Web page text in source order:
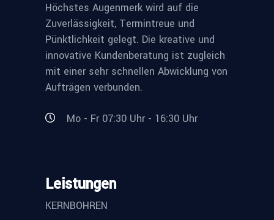
Höchstes Augenmerk wird auf die
Zuverlässigkeit, Termintreue und
Pünktlichkeit gelegt. Die kreative und
innovative Kundenberatung ist zugleich
mit einer sehr schnellen Abwicklung von
Aufträgen verbunden.
Mo - Fr 07:30 Uhr - 16:30 Uhr
Leistungen
KERNBOHREN